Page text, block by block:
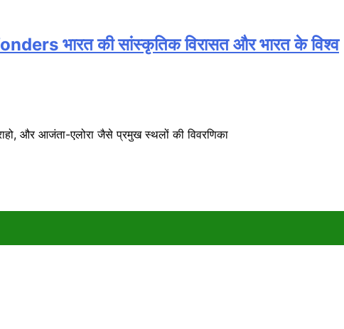
भारत की सांस्कृतिक विरासत और भारत के विश्व
और आजंता-एलोरा जैसे प्रमुख स्थलों की विवरणिका